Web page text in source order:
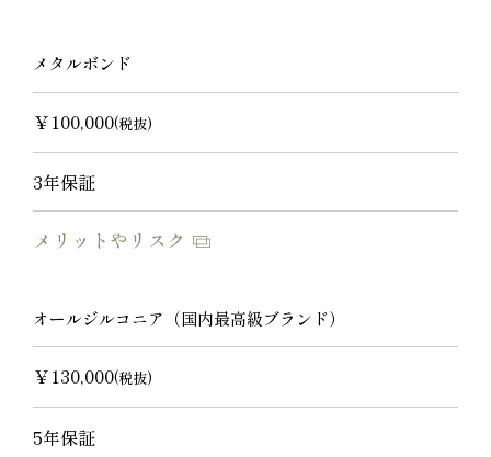
メタルボンド
￥100,000(税抜)
3年保証
メリットやリスク
オールジルコニア（国内最高級ブランド）
￥130,000(税抜)
5年保証